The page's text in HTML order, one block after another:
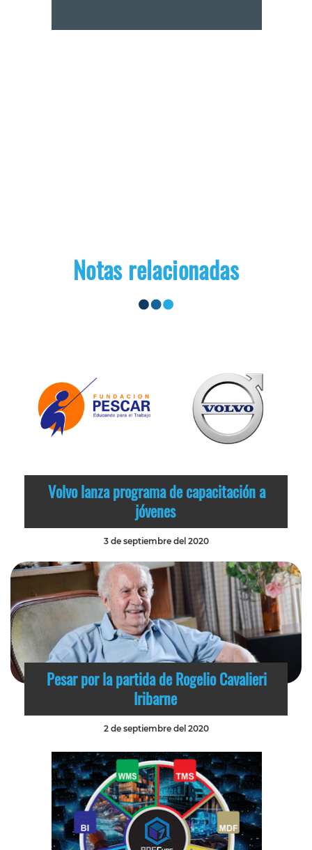
Notas relacionadas
Volvo lanza programa de capacitación a
jóvenes
3 de septiembre del 2020
Pesar por la partida de Rogelio Cavalieri
Iribarne
2 de septiembre del 2020